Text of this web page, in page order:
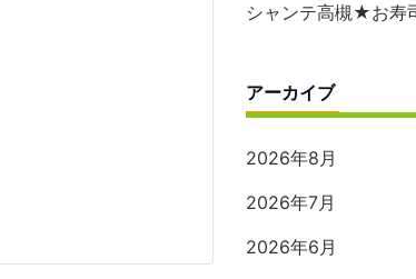
シャンテ高槻★お寿
アーカイブ
2026年8月
2026年7月
2026年6月